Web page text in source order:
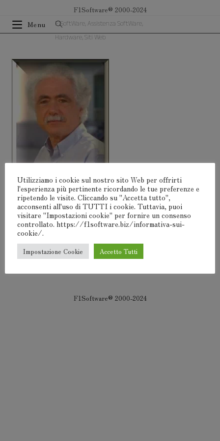
contenuto
F1Software® 2000-2024
Menu
F1SoftWare, Assistenza SoftWare,
Hardware, Siti Web
Lascia Un Commento
Deviconnetterti
F1Software® 2000-2024
Utilizziamo i cookie sul nostro sito Web per offrirti
l'esperienza più pertinente ricordando le tue preferenze e
ripetendo le visite. Cliccando su "Accetta tutto",
acconsenti all'uso di TUTTI i cookie. Tuttavia, puoi
visitare "Impostazioni cookie" per fornire un consenso
controllato. https://f1software.biz/informativa-sui-
cookie/.
Impostazione Cookie Accetto Tutti